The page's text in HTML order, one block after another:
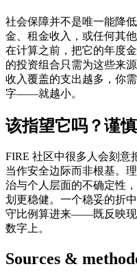
社会保障并不是唯一能降
金、租金收入，或任何其
在计算之前，把它的年度
的投资组合只需为这些来
收入覆盖的支出越多，你
字——就越小。
该指望它吗？谨
FIRE 社区中很多人会刻意
当作安全边际而非根基。
治与个人层面的不确定性
划更稳健。一个稳妥的折
守比例算进来——既反映现
数字上。
Sources &